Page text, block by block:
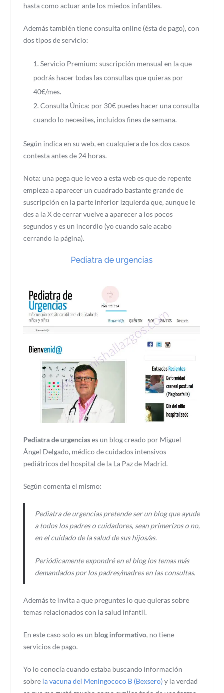
hasta como actuar ante los miedos infantiles.
Además también tiene consulta online (ésta de pago), con
dos tipos de servicio:
Servicio Premium: suscripción mensual en la que
podrás hacer todas las consultas que quieras por
40€/mes.
Consulta Única: por 30€ puedes hacer una consulta
cuando lo necesites, incluidos fines de semana.
Según indica en su web, en cualquiera de los dos casos
contesta antes de 24 horas.
Nota: una pega que le veo a esta web es que de repente
empieza a aparecer un cuadrado bastante grande de
suscripción en la parte inferior izquierda que, aunque le
des a la X de cerrar vuelve a aparecer a los pocos
segundos y es un incordio (yo cuando sale acabo
cerrando la página).
Pediatra de urgencias
Pediatra de urgenciases un blog creado por Miguel
Ángel Delgado, médico de cuidados intensivos
pediátricos del hospital de la La Paz de Madrid.
Según comenta el mismo:
Pediatra de urgencias pretende ser un blog que ayude
a todos los padres o cuidadores, sean primerizos o no,
en el cuidado de la salud de sus hijos/as.
Periódicamente expondré en el blog los temas más
demandados por los padres/madres en las consultas.
Además te invita a que preguntes lo que quieras sobre
temas relacionados con la salud infantil.
En este caso solo es un blog informativo, no tiene
servicios de pago.
Yo lo conocía cuando estaba buscando información
sobre la vacuna del Meningococo B (Bexsero)y la verdad